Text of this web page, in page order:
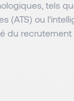
tels
(ATS) ou
du recrutement